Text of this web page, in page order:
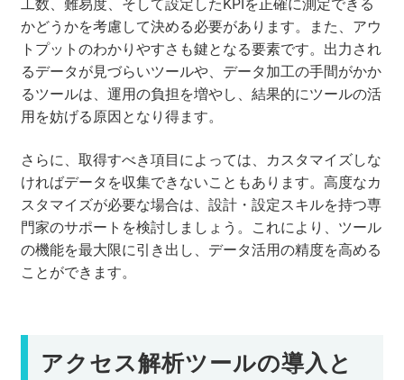
かどうかを考慮して決める必要があります。また、アウ
トプットのわかりやすさも鍵となる要素です。出力され
るデータが見づらいツールや、データ加工の手間がかか
るツールは、運用の負担を増やし、結果的にツールの活
用を妨げる原因となり得ます。
さらに、取得すべき項目によっては、カスタマイズしな
ければデータを収集できないこともあります。高度なカ
スタマイズが必要な場合は、設計・設定スキルを持つ専
門家のサポートを検討しましょう。これにより、ツール
の機能を最大限に引き出し、データ活用の精度を高める
ことができます。
アクセス解析ツールの導入と